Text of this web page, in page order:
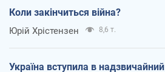
Коли закінчиться війна?
Юрій Хрістензен 8,6 т.
Україна вступила в надзвичайний